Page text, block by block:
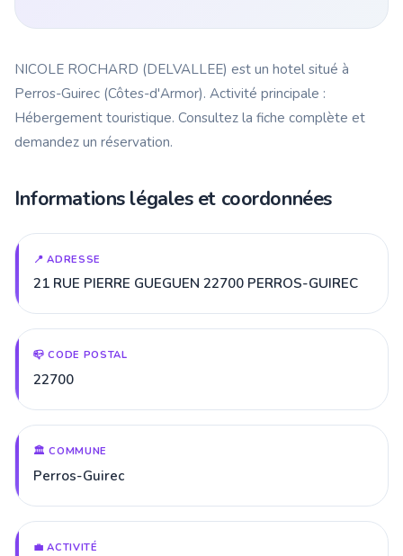
NICOLE ROCHARD (DELVALLEE) est un hotel situé à
Perros-Guirec (Côtes-d'Armor). Activité principale :
Hébergement touristique. Consultez la fiche complète et
demandez un réservation.
Informations légales et coordonnées
📍 ADRESSE
21 RUE PIERRE GUEGUEN 22700 PERROS-GUIREC
📪 CODE POSTAL
22700
🏛️ COMMUNE
Perros-Guirec
💼 ACTIVITÉ